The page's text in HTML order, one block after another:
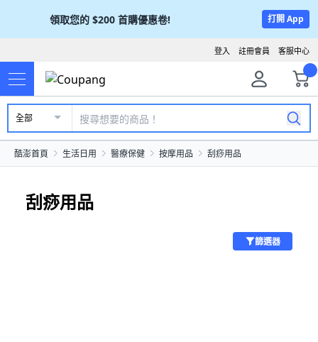
領取您的 $200 首購優惠卷! 打開 App
客服中心
註冊會員
登入
全部
酷澎首頁 生活日用 醫療保健 按摩用品 刮痧用品
刮痧用品
篩選器